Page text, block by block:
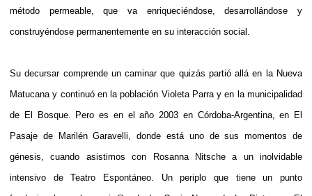
método permeable, que va enriqueciéndose, desarrollándose y
construyéndose permanentemente en su interacción social.
Su decursar comprende un caminar que quizás partió allá en la Nueva
Matucana y continuó en la población Violeta Parra y en la municipalidad
de El Bosque. Pero es en el año 2003 en Córdoba-Argentina, en El
Pasaje de Marilén Garavelli, donde está uno de sus momentos de
génesis, cuando asistimos con Rosanna Nitsche a un inolvidable
intensivo de Teatro Espontáneo. Un periplo que tiene un punto